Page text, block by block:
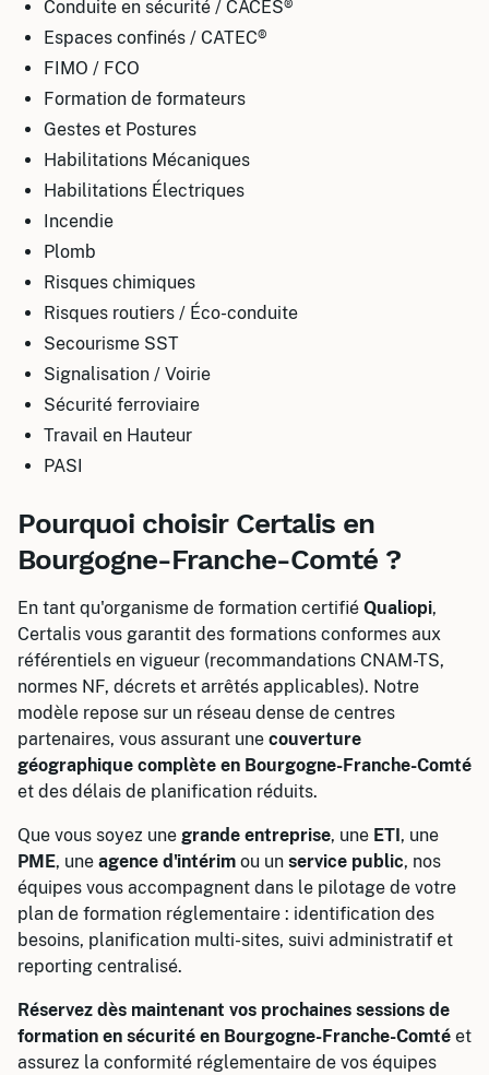
Conduite en sécurité / CACES®
Espaces confinés / CATEC®
FIMO / FCO
Formation de formateurs
Gestes et Postures
Habilitations Mécaniques
Habilitations Électriques
Incendie
Plomb
Risques chimiques
Risques routiers / Éco-conduite
Secourisme SST
Signalisation / Voirie
Sécurité ferroviaire
Travail en Hauteur
PASI
Pourquoi choisir Certalis en
Bourgogne-Franche-Comté ?
En tant qu'organisme de formation certifié Qualiopi,
Certalis vous garantit des formations conformes aux
référentiels en vigueur (recommandations CNAM-TS,
normes NF, décrets et arrêtés applicables). Notre
modèle repose sur un réseau dense de centres
partenaires, vous assurant une couverture
géographique complète en Bourgogne-Franche-Comté
et des délais de planification réduits.
Que vous soyez une grande entreprise, une ETI , une
PME, une agence d'intérim ou un service public, nos
équipes vous accompagnent dans le pilotage de votre
plan de formation réglementaire : identification des
besoins, planification multi-sites, suivi administratif et
reporting centralisé.
Réservez dès maintenant vos prochaines sessions de
formation en sécurité en Bourgogne-Franche-Comté et
assurez la conformité réglementaire de vos équipes